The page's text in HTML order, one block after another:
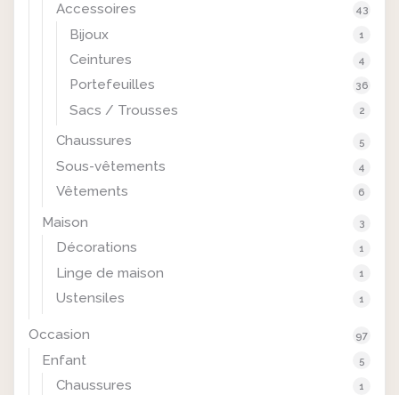
Accessoires 43
Bijoux 1
Ceintures 4
Portefeuilles 36
Sacs / Trousses 2
Chaussures 5
Sous-vêtements 4
Vêtements 6
Maison 3
Décorations 1
Linge de maison 1
Ustensiles 1
Occasion 97
Enfant 5
Chaussures 1